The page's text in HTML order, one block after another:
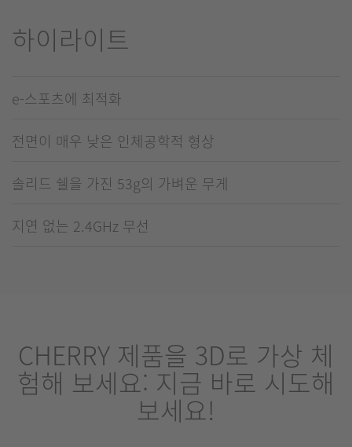
하이라이트
e-스포츠에 최적화
전면이 매우 낮은 인체공학적 형상
솔리드 쉘을 가진 53g의 가벼운 무게
지연 없는 2.4GHz 무선
CHERRY 제품을 3D로 가상 체
험해 보세요: 지금 바로 시도해
보세요!